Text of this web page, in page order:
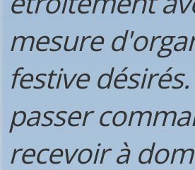
mesure
festive
passer
recevoir à